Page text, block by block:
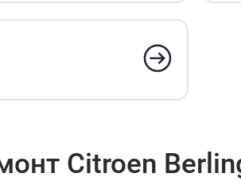
Citroen